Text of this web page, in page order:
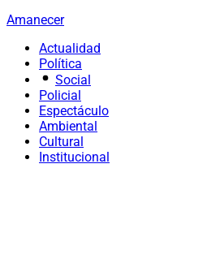
Amanecer
Actualidad
Política
Social
Policial
Espectáculo
Ambiental
Cultural
Institucional